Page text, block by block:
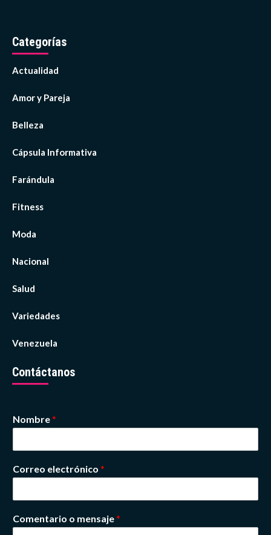
Categorías
Actualidad
Amor y Pareja
Belleza
Cápsula Informativa
Farándula
Fitness
Moda
Nacional
Salud
Variedades
Venezuela
Contáctanos
Nombre*
Correo electrónico *
Comentario o mensaje*